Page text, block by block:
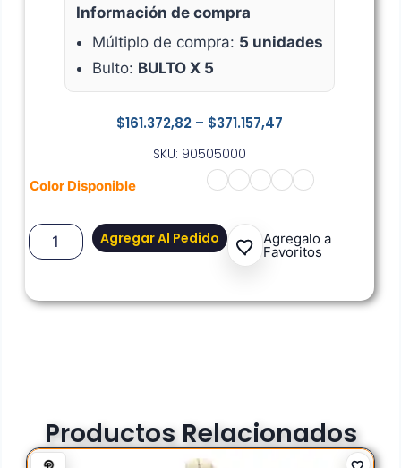
$161.372,82 – $371.157,47
SKU: 90505000
Color Disponible
Agregar Al Pedido Agregalo a
Favoritos
Información de compra
Múltiplo de compra: 5 unidades
Bulto: BULTO X 5
Productos Relacionados